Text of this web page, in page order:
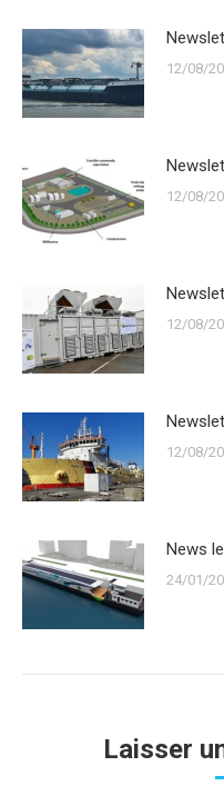
12/08/
12/08/
12/08/
12/08/
News
24/01/
Laisser